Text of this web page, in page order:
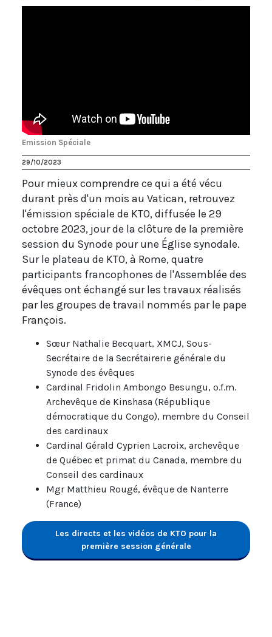
Emission Spéciale
29/10/2023
Pour mieux comprendre ce qui a été vécu
durant près d'un mois au Vatican, retrouvez
l'émission spéciale de KTO, diffusée le 29
octobre 2023, jour de la clôture de la première
session du Synode pour une Église synodale.
Sur le plateau de KTO, à Rome, quatre
participants francophones de l'Assemblée des
évêques ont échangé sur les travaux réalisés
par les groupes de travail nommés par le pape
François.
Sœur Nathalie Becquart, XMCJ, Sous-
Secrétaire de la Secrétairerie générale du
Synode des évêques
Cardinal Fridolin Ambongo Besungu, o.f.m.
Archevêque de Kinshasa (République
démocratique du Congo), membre du Conseil
des cardinaux
Cardinal Gérald Cyprien Lacroix, archevêque
de Québec et primat du Canada, membre du
Conseil des cardinaux
Mgr Matthieu Rougé, évêque de Nanterre
(France)
Les directs et les vidéos de KTO pour la
première session générale